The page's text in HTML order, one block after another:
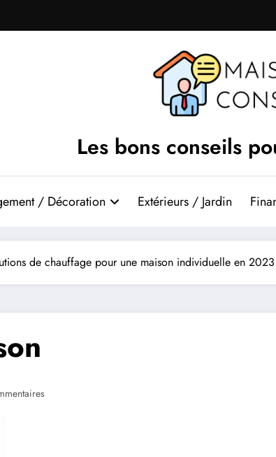
Les bons conseils
/ Décoration Extérieurs / Jardin
de chauffage pour une maison individuelle en 2023